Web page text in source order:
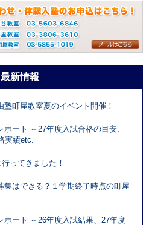
最新情報
塾町屋教室夏のイベント開催！
ポート ～27年度入試合格の目安、
実績etc.
ってきました！
集はできる？１学期終了時点の町屋
ポート ～26年度入試結果、27年度